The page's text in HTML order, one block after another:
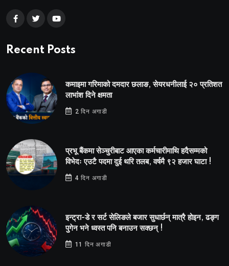
Recent Posts
कमाइमा गरिमाको दमदार छलाङ, सेयरधनीलाई २० प्रतिशत
लाभांश दिने क्षमता
2 दिन अगाडी
प्रभू बैंकमा सेञ्चुरीबाट आएका कर्मचारीमाथि हदैसम्मको
विभेदः एउटै पदमा दुई थरि तलब, वर्षमै ९२ हजार घाटा !
4 दिन अगाडी
इन्ट्रा-डे र सर्ट सेलिङले बजार सुधार्छन् मात्रै होइन, ढङ्ग
पुगेन भने ध्वस्त पनि बनाउन सक्छन् !
11 दिन अगाडी